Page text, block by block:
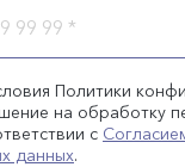
Политики
на обработку
с
данных.